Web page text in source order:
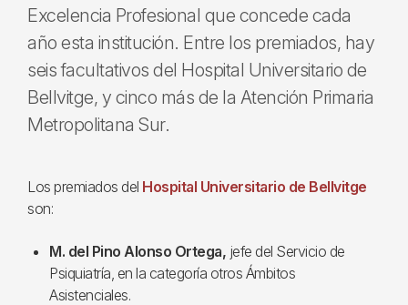
Excelencia Profesional que concede cada
año esta institución. Entre los premiados, hay
seis facultativos del Hospital Universitario de
Bellvitge, y cinco más de la Atención Primaria
Metropolitana Sur.
Los premiados del Hospital Universitario de Bellvitge
son:
M. del Pino Alonso Ortega, jefe del Servicio de
Psiquiatría, en la categoría otros Ámbitos
Asistenciales.